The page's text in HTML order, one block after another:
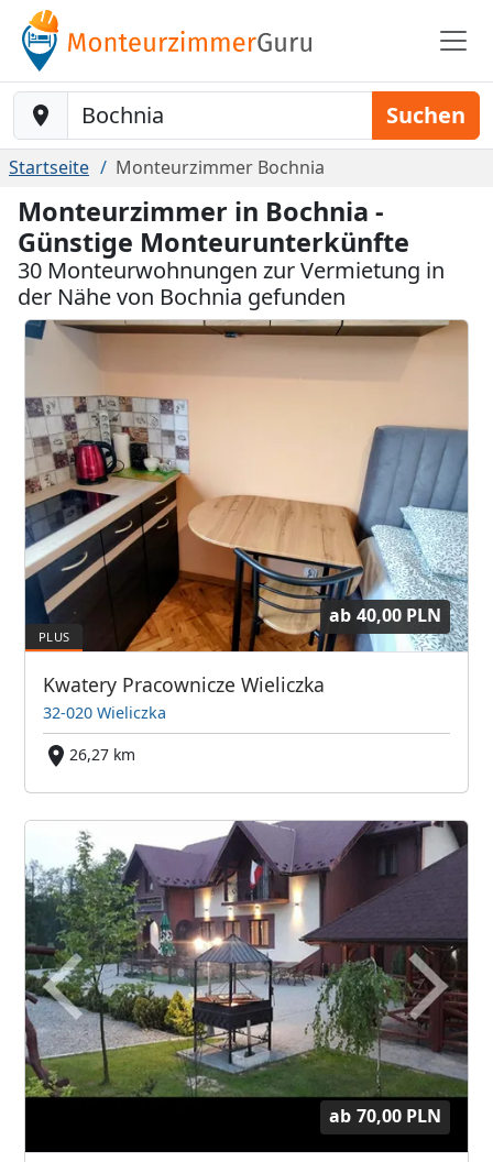
Baustelle-Location Suchen
Startseite Monteurzimmer Bochnia
Monteurzimmer in Bochnia -
Günstige Monteurunterkünfte
30 Monteurwohnungen zur Vermietung in
der Nähe von Bochnia gefunden
ab 40,00 PLN
Kwatery Pracownicze Wieliczka
32-020 Wieliczka
26,27 km
ab 70,00 PLN